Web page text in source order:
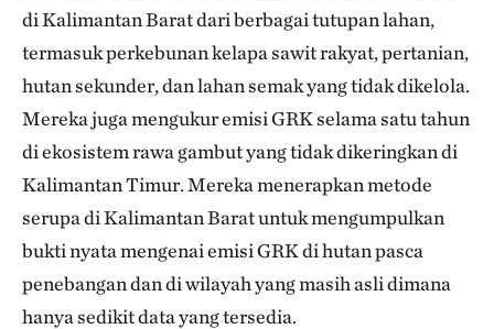
di Kalimantan Barat dari berbagai tutupan lahan,
termasuk perkebunan kelapa sawit rakyat, pertanian,
hutan sekunder, dan lahan semak yang tidak dikelola.
Mereka juga mengukur emisi GRK selama satu tahun
di ekosistem rawa gambut yang tidak dikeringkan di
Kalimantan Timur. Mereka menerapkan metode
serupa di Kalimantan Barat untuk mengumpulkan
bukti nyata mengenai emisi GRK di hutan pasca
penebangan dan di wilayah yang masih asli dimana
hanya sedikit data yang tersedia.